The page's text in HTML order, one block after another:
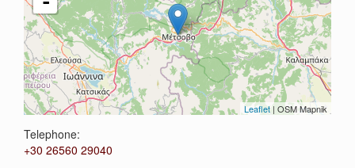
Leaflet | OSM Mapnik
Telephone:
+30 26560 29040